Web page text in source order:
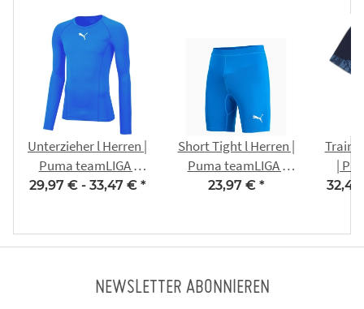
Unterzieher l Herren |
Puma teamLIGA |
blau | VfB Steudnitz
29,97 € - 33,47 € *
Short Tight l Herren |
Puma teamLIGA |
blau | VfB Steudnitz
23,97 € *
|
NEWSLETTER ABONNIEREN